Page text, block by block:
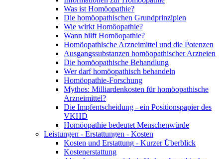
Was ist Homöopathie?
Die homöopathischen Grundprinzipien
Wie wirkt Homöopathie?
Wann hilft Homöopathie?
Homöopathische Arzneimittel und die Potenzen
Ausgangssubstanzen homöopathischer Arzneien
Die homöopathische Behandlung
Wer darf homöopathisch behandeln
Homöopathie-Forschung
Mythos: Milliardenkosten für homöopathische
Arzneimittel?
Die Impfentscheidung - ein Positionspapier des
VKHD
Homöopathie bedeutet Menschenwürde
Leistungen - Erstattungen - Kosten
Kosten und Erstattung - Kurzer Überblick
Kostenerstattung